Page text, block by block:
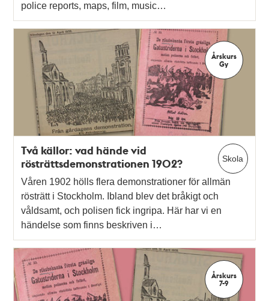
police reports, maps, film, music…
Årskurs
Gy
Skola
Två källor: vad hände vid
rösträttsdemonstrationen 1902?
Våren 1902 hölls flera demonstrationer för allmän
rösträtt i Stockholm. Ibland blev det bråkigt och
våldsamt, och polisen fick ingripa. Här har vi en
händelse som finns beskriven i…
Årskurs
7-9